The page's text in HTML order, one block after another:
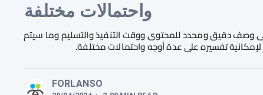
واحتمالات مختلفة
وصف دقيق ومحدد للمحتوى ووقت التنفيذ والتسليم وما سيتم
تفسيره على عدة أوجه واحتمالات مختلفة.
FORLANSO